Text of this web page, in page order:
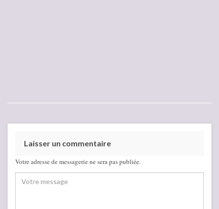
Laisser un commentaire
Votre adresse de messagerie ne sera pas publiée.